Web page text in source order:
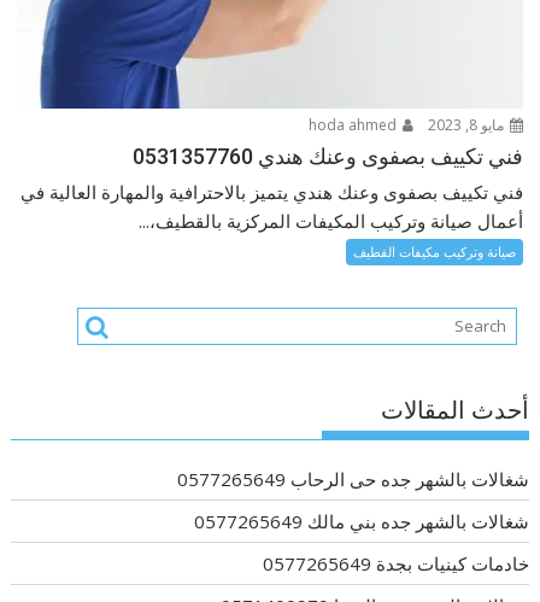
مايو 8, 2023
فني تكييف بصفوى وعنك هندي 0531357760
فني تكييف بصفوى وعنك هندي يتميز بالاحترافية والمهارة العالية في
أعمال صيانة وتركيب المكيفات المركزية بالقطيف،...
صيانة وتركيب مكيفات القطيف
أحدث المقالات
شغالات بالشهر جده حى الرحاب 0577265649
شغالات بالشهر جده بني مالك 0577265649
خادمات كينيات بجدة 0577265649